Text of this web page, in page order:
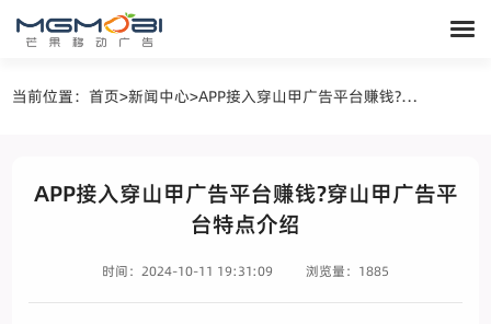
当前位置：首页>新闻中心> APP接入穿山甲广告平台赚钱?穿山甲广告平台特点介绍
APP接入穿山甲广告平台赚钱?穿山甲广告平
台特点介绍
时间：2024-10-11 19:31:09 浏览量：1885